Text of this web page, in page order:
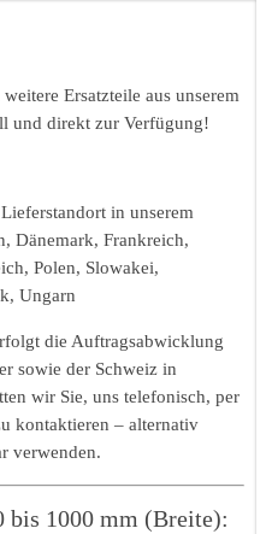
Ersatzteile aus unserem
und direkt zur Verfügung!
in unserem
Dänemark, Frankreich,
Polen, Slowakei,
Ungarn
die Auftragsabwicklung
sowie der Schweiz in
wir Sie, uns telefonisch, per
kontaktieren – alternativ
verwenden.
bis 1000 mm (Breite):